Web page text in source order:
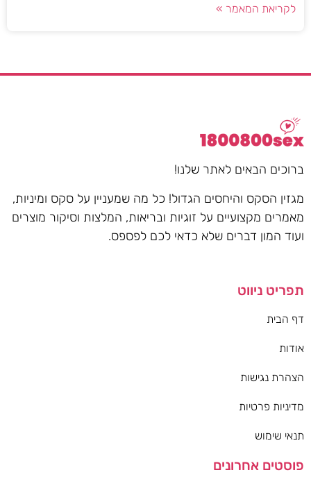
לקריאת המאמר »
ברוכים הבאים לאתר שלנו!
מגזין הסקס והיחסים הגדול! כל מה שמעניין על סקס ומיניות,
מאמרים מקצועיים על זוגיות ובריאות, המלצות וסיקור מוצרים
ועוד המון דברים שלא כדאי לכם לפספס.
תפריט ניווט
דף הבית
אודות
הצהרת נגישות
מדיניות פרטיות
תנאי שימוש
פוסטים אחרונים